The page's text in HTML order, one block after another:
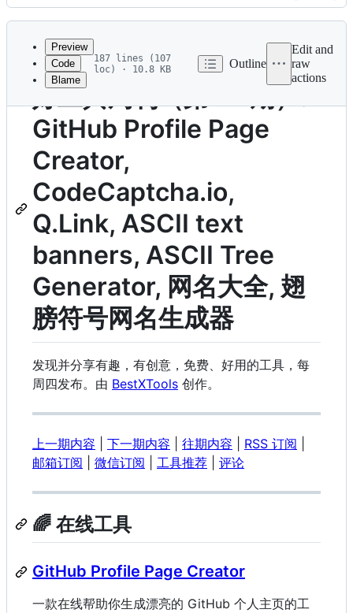
Latest
commit
History
metadata
and
controls
Preview
Code
Blame
187 lines (107
loc) · 10.8 KB
Outline
Edit and
raw
actions
好工具周刊（第 14 期）:
GitHub Profile Page
Creator,
CodeCaptcha.io,
Q.Link, ASCII text
banners, ASCII Tree
Generator, 网名大全, 翅
膀符号网名生成器
发现并分享有趣，有创意，免费、好用的工具，每
周四发布。由 BestXTools 创作。
上一期内容 下一期内容 往期内容 RSS 订阅
邮箱订阅
微信订阅 工具推荐 评论
🌈 在线工具
GitHub Profile Page Creator
一款在线帮助你生成漂亮的 GitHub 个人主页的工